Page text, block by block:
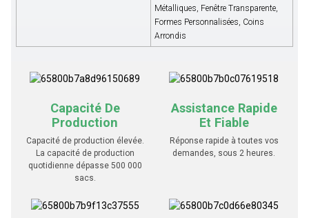
Métalliques, Fenêtre Transparente,
Formes Personnalisées, Coins
Arrondis
Capacité De
Production
Capacité de production élevée.
La capacité de production
quotidienne dépasse 500 000
sacs.
Assistance Rapide
Et Fiable
Réponse rapide à toutes vos
demandes, sous 2 heures.